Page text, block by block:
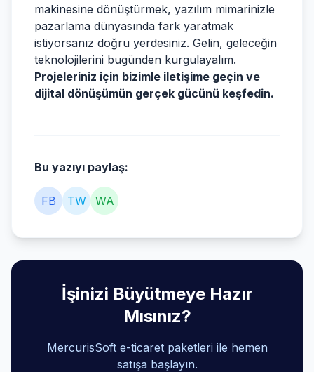
makinesine dönüştürmek, yazılım mimarinizle
pazarlama dünyasında fark yaratmak
istiyorsanız doğru yerdesiniz. Gelin, geleceğin
teknolojilerini bugünden kurgulayalım.
Projeleriniz için bizimle iletişime geçin ve
dijital dönüşümün gerçek gücünü keşfedin.
Bu yazıyı paylaş:
FB TW WA
İşinizi Büyütmeye Hazır
Mısınız?
MercurisSoft e-ticaret paketleri ile hemen
satışa başlayın.